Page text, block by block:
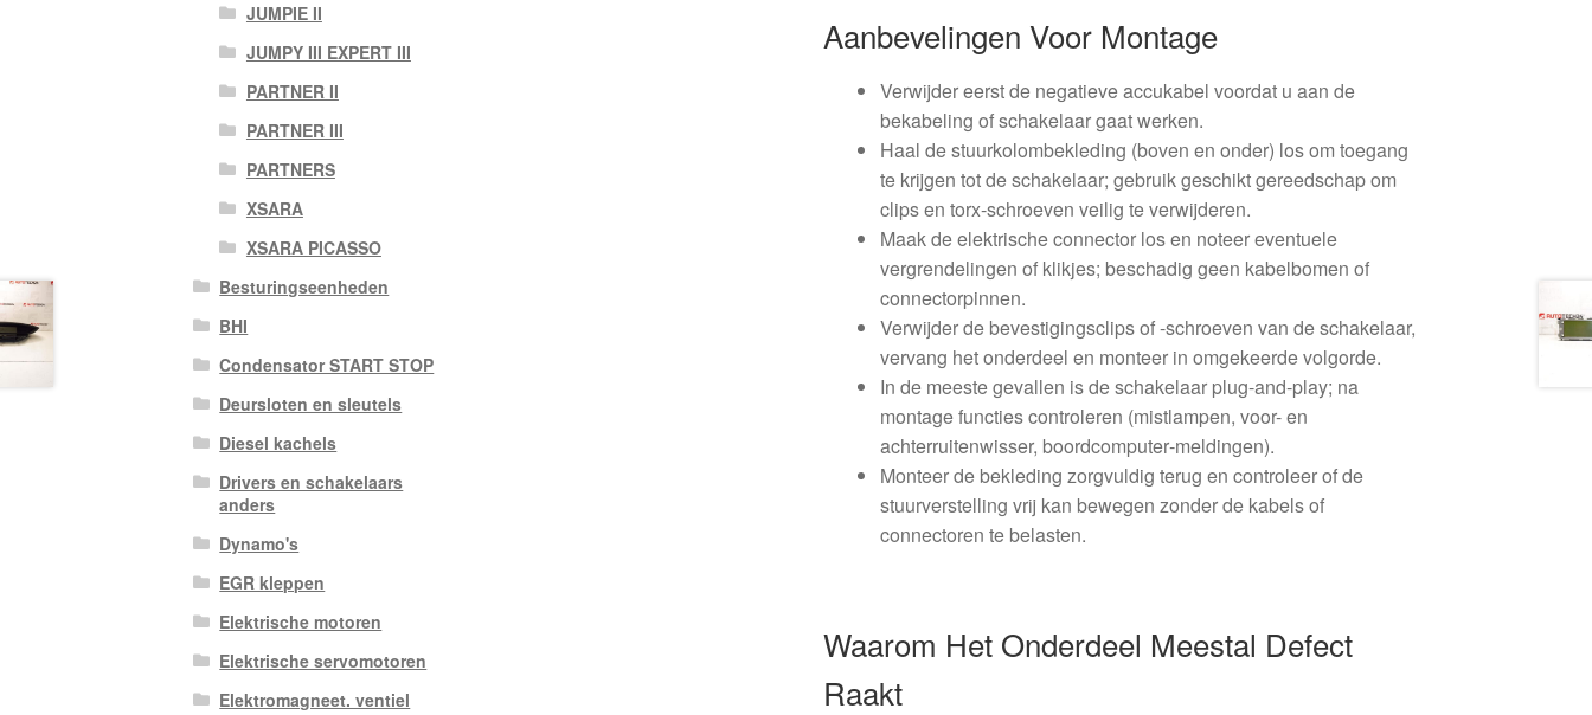
Aanbevelingen Voor Montage
Verwijder eerst de negatieve accukabel voordat u aan de
bekabeling of schakelaar gaat werken.
Haal de stuurkolombekleding (boven en onder) los om toegang
te krijgen tot de schakelaar; gebruik geschikt gereedschap om
clips en torx-schroeven veilig te verwijderen.
Maak de elektrische connector los en noteer eventuele
vergrendelingen of klikjes; beschadig geen kabelbomen of
connectorpinnen.
Verwijder de bevestigingsclips of -schroeven van de schakelaar,
vervang het onderdeel en monteer in omgekeerde volgorde.
In de meeste gevallen is de schakelaar plug-and-play; na
montage functies controleren (mistlampen, voor- en
achterruitenwisser, boordcomputer‑meldingen).
Monteer de bekleding zorgvuldig terug en controleer of de
stuurverstelling vrij kan bewegen zonder de kabels of
connectoren te belasten.
Waarom Het Onderdeel Meestal Defect
Raakt
JUMPIE II
JUMPY III EXPERT III
PARTNER II
PARTNER III
PARTNERS
XSARA
XSARA PICASSO
Besturingseenheden
BHI
Condensator START STOP
Deursloten en sleutels
Diesel kachels
Drivers en schakelaars
anders
Dynamo's
EGR kleppen
Elektrische motoren
Elektrische servomotoren
Elektromagneet. ventiel